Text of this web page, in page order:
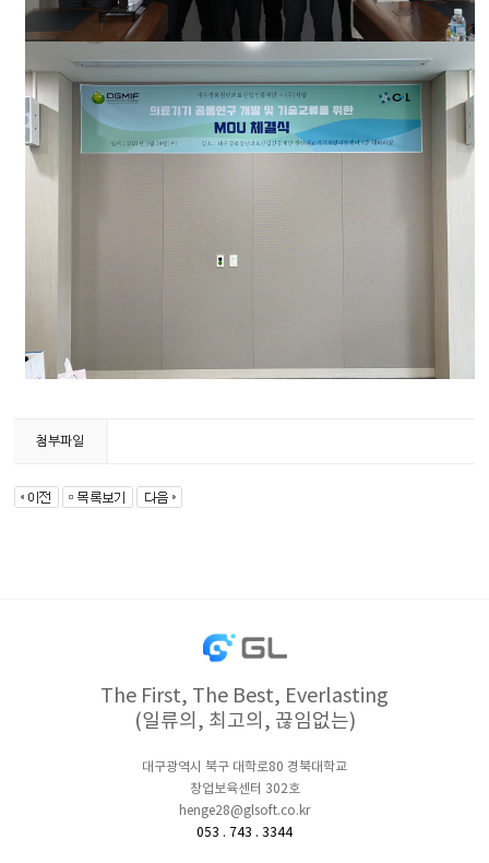
첨부파일
The First, The Best, Everlasting
(일류의, 최고의, 끊임없는)
대구광역시 북구 대학로80 경북대학교
창업보육센터 302호
henge28@glsoft.co.kr
053 . 743 . 3344